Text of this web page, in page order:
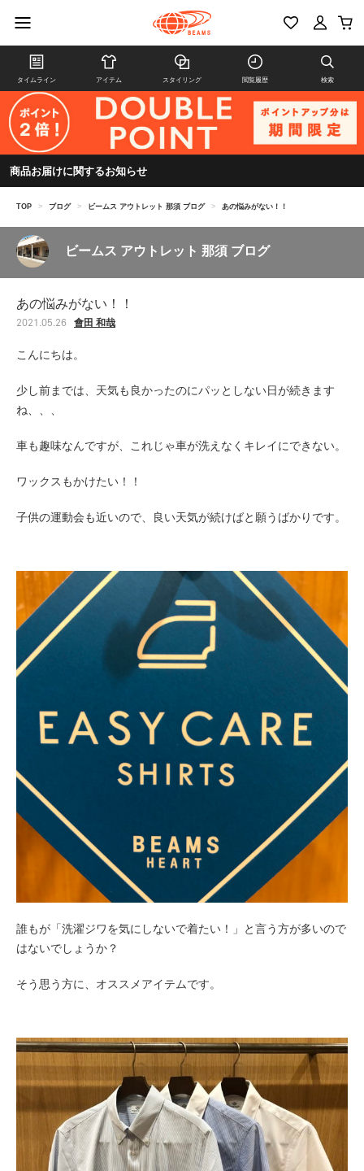
タイムライン アイテム スタイリング 閲覧履歴 検索
商品お届けに関するお知らせ
TOP > ブログ > ビームス アウトレット 那須 ブログ > あの悩みがない！！
ビームス アウトレット 那須 ブログ
あの悩みがない！！
2021.05.26 會田 和哉
こんにちは。
少し前までは、天気も良かったのにパッとしない日が続きます
ね、、、
車も趣味なんですが、これじゃ車が洗えなくキレイにできない。
ワックスもかけたい！！
子供の運動会も近いので、良い天気が続けばと願うばかりです。
誰もが「洗濯ジワを気にしないで着たい！」と言う方が多いので
はないでしょうか？
そう思う方に、オススメアイテムです。